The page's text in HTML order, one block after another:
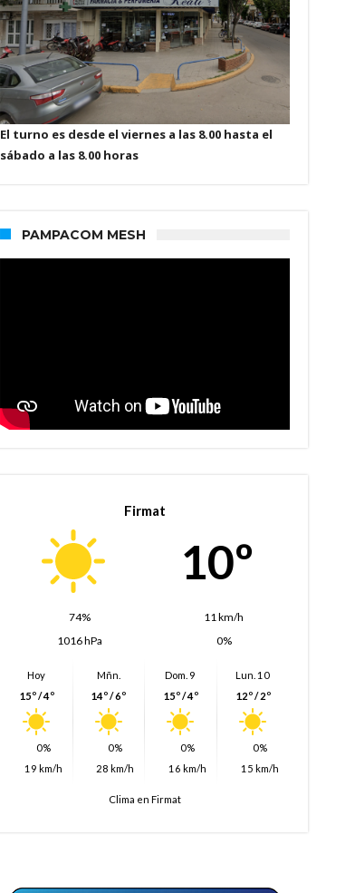
El turno es desde el viernes a las 8.00 hasta el
sábado a las 8.00 horas
PAMPACOM MESH
Firmat
10º
74%
11 km/h
1016 hPa
0%
Hoy
15º / 4º
0%
19 km/h
Mñn.
14º / 6º
0%
28 km/h
Dom. 9
15º / 4º
0%
16 km/h
Lun. 10
12º / 2º
0%
15 km/h
Clima en Firmat